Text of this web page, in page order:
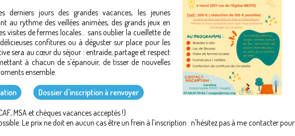
derniers jours des grandes vacances, les jeunes
au rythme des veillées animées, des grands jeux en
visites de fermes locales... sans oublier la cueillette de
confitures ou à déguster sur place pour les
sera au cœur du séjour : entraide, partage et respect
à chacun de s'épanouir, de tisser de nouvelles
ensemble.
Dossier d'inscription à renvoyer
MSA et chèques vacances acceptés !)
Le prix ne doit en aucun cas être un frein à l'inscription : n'hésitez pas à me contacter pour